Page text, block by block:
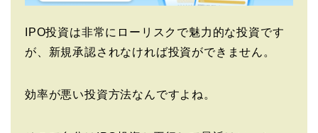
IPO投資は非常にローリスクで魅力的な投資です
が、新規承認されなければ投資ができません。
効率が悪い投資方法なんですよね。